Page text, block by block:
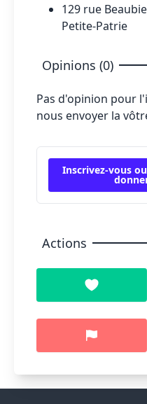
129 rue
Petite-Patrie
Opinions (0)
Pas d'opinion pour
nous envoyer la
Inscrivez-vous
Actions